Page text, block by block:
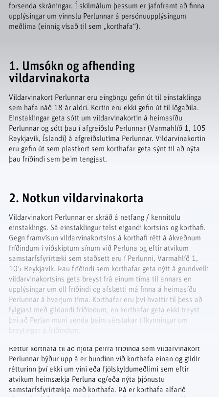
forsenda skráningar. Í skilmálum þessum er jafnframt að finna
upplýsingar um vinnslu Perlunnar á persónuupplýsingum
meðlima (einnig vísað til sem „korthafa“).
1. Umsókn og afhending
vildarvinakorta
Vildarvinakort Perlunnar eru eingöngu gefin út til einstaklinga
sem hafa náð 18 ár aldri. Kortin eru ekki gefin út til lögaðila.
Einstaklingar geta sótt um vildarvinakortin á heimasíðu
Perlunnar og sótt þau í afgreiðslu Perlunnar (Varmahlíð 1, 105
Reykjavík, Íslandi) á afgreiðslutíma Perlunnar. Vildarvinakortin
eru gefin út sem plastkort sem korthafar geta sýnt til að nýta
þau fríðindi sem þeim tengjast.
2. Notkun vildarvinakorta
Vildarvinakort Perlunnar er skráð á netfang / kennitölu
einstaklings. Sá einstaklingur telst eigandi kortsins og korthafi.
Gegn framvísun vildarvinakortsins á korthafi rétt á ákveðnum
fríðindum í viðskiptum sínum við Perluna og eftir atvikum
samstarfsfyrirtæki sem staðsett eru í Perlunni, Varmahlíð 1,
105 Reykjavík. Þau fríðindi sem korthafar geta nýtt á grundvelli
vildarvinakortsins geta breyst frá einum tíma til annars en
upplýsingar um öll fríðindi og afslætti má finna á heimasíðu
Perlunnar á hverjum tíma. Korthafar eru því hvattir til þess að
fylgjast með gildandi fríðindum, en korthafar geta ekki treyst
því að Perlan muni senda þeim sérstakar tilkynningar um
breytingar á fríðindum.
Réttur korthafa til að njóta þeirra fríðinda sem vildarvinakort
Perlunnar býður upp á er bundinn við korthafa einan og gildir
rétturinn því ekki um vini eða fjölskyldumeðlimi sem eftir
atvikum heimsækja Perluna og/eða nýta þjónustu
samstarfsfyrirtækja með korthafa. Þá er korthafa alfarið